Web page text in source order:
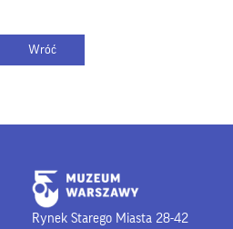
Rynek Starego Miasta 28-42